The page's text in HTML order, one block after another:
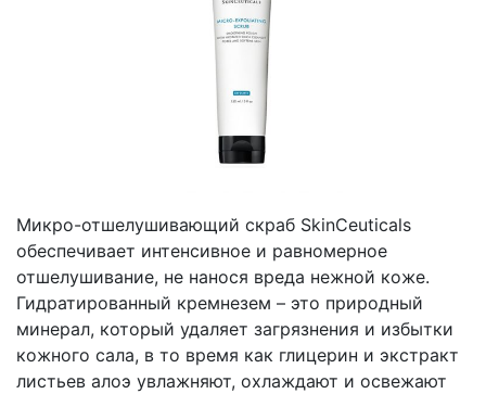
Микро-отшелушивающий скраб SkinCeuticals
обеспечивает интенсивное и равномерное
отшелушивание, не нанося вреда нежной коже.
Гидратированный кремнезем – это природный
минерал, который удаляет загрязнения и избытки
кожного сала, в то время как глицерин и экстракт
листьев алоэ увлажняют, охлаждают и освежают